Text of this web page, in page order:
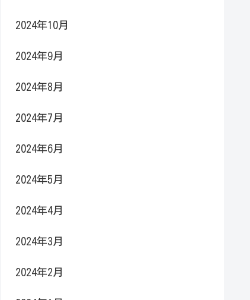
2024年10月
2024年9月
2024年8月
2024年7月
2024年6月
2024年5月
2024年4月
2024年3月
2024年2月